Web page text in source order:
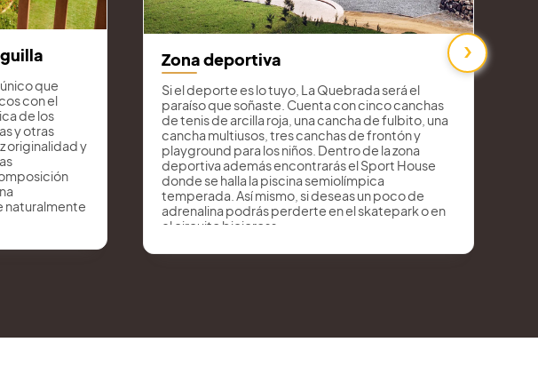
que
con el
de los
y otras
originalidad y
naturalmente
Zona deportiva
Si el deporte es lo tuyo, La Quebrada será el
paraíso que soñaste. Cuenta con cinco canchas
de tenis de arcilla roja, una cancha de fulbito, una
cancha multiusos, tres canchas de frontón y
playground para los niños. Dentro de la zona
deportiva además encontrarás el Sport House
donde se halla la piscina semiolímpica
temperada. Así mismo, si deseas un poco de
adrenalina podrás perderte en el skatepark o en
el circuito bicicross.
›